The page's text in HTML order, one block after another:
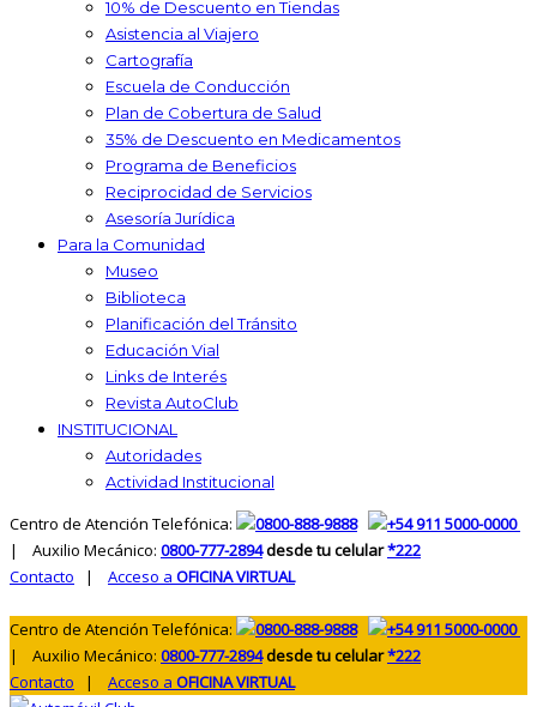
10% de Descuento en Tiendas
Asistencia al Viajero
Cartografía
Escuela de Conducción
Plan de Cobertura de Salud
35% de Descuento en Medicamentos
Programa de Beneficios
Reciprocidad de Servicios
Asesoría Jurídica
Para la Comunidad
Museo
Biblioteca
Planificación del Tránsito
Educación Vial
Links de Interés
Revista AutoClub
INSTITUCIONAL
Autoridades
Actividad Institucional
Centro de Atención Telefónica: 0800-888-9888
+54 911 5000-0000
| Auxilio Mecánico: 0800-777-2894desde tu celular*222
Contacto | Acceso a OFICINA VIRTUAL
Centro de Atención Telefónica: 0800-888-9888
+54 911 5000-0000
| Auxilio Mecánico: 0800-777-2894desde tu celular*222
Contacto | Acceso a OFICINA VIRTUAL